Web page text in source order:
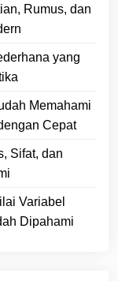
Rumus, dan
yang
Memahami
Cepat
Sifat, dan
Variabel
Dipahami